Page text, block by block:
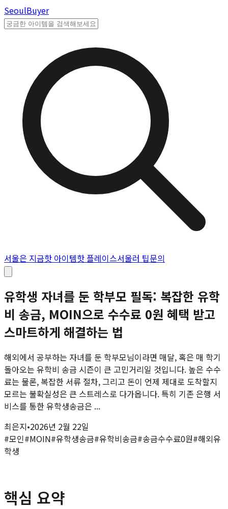
SeoulBuyer
서울은 지금핫 아이템핫 플레이스서울러 팁문의
유학생 자녀를 둔 학부모 필독: 복잡한 유학
비 송금, MOIN으로 수수료 0원 혜택 받고
스마트하게 해결하는 법
해외에서 공부하는 자녀를 둔 학부모님이라면 매달, 혹은 매 학기
돌아오는 유학비 송금 시즌이 큰 고민거리일 것입니다. 높은 수수
료는 물론, 복잡한 서류 절차, 그리고 돈이 언제 제대로 도착할지
모르는 불확실성은 큰 스트레스로 다가옵니다. 특히 기존 은행 서
비스를 통한 유학생송금은 ...
최은지•2026년 2월 22일
#모인#MOIN#유학생송금#유학비송금#송금수수료0원#해외유
학생
핵심 요약